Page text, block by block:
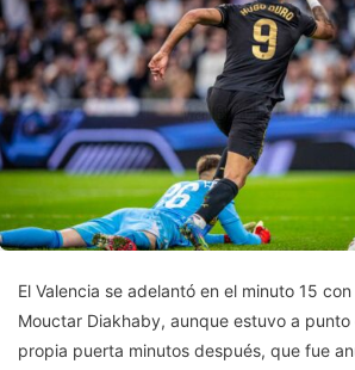
El Valencia se adelantó en el minuto 15
Mouctar Diakhaby, aunque estuvo a
propia puerta minutos después, que fue